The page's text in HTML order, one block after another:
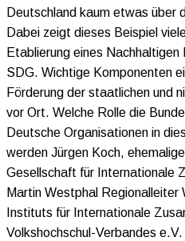
Deutschland kaum etwas über
Dabei zeigt dieses Beispiel
Etablierung eines
SDG. Wichtige Komponenten
Förderung der staatlichen und
vor Ort. Welche Rolle die
Deutsche Organisationen in
werden Jürgen Koch,
Gesellschaft für Internationale
Martin Westphal
Instituts für Internationale
Volkshochschul-Verbandes